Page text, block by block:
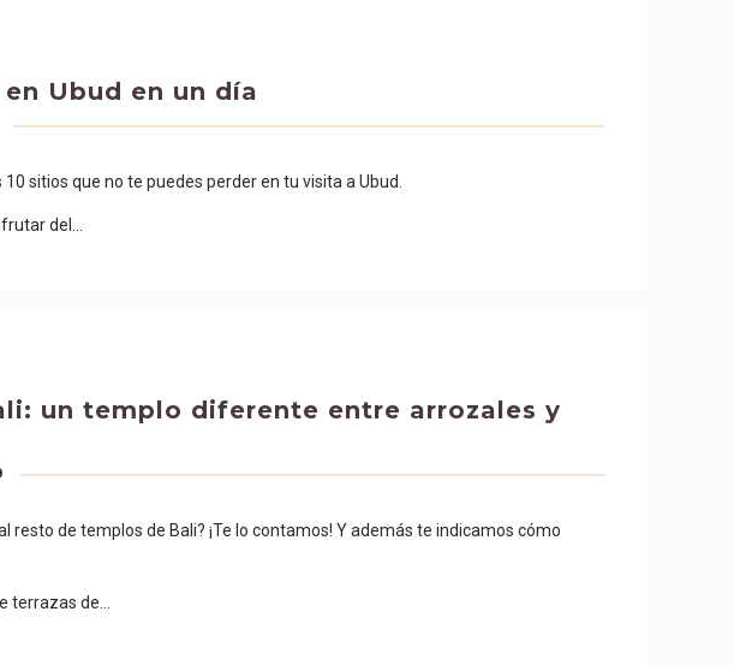
Ubud en un día
sitios que no te puedes perder en tu visita a Ubud.
del…
un templo diferente entre arrozales y
resto de templos de Bali? ¡Te lo contamos! Y además te indicamos cómo
terrazas de…